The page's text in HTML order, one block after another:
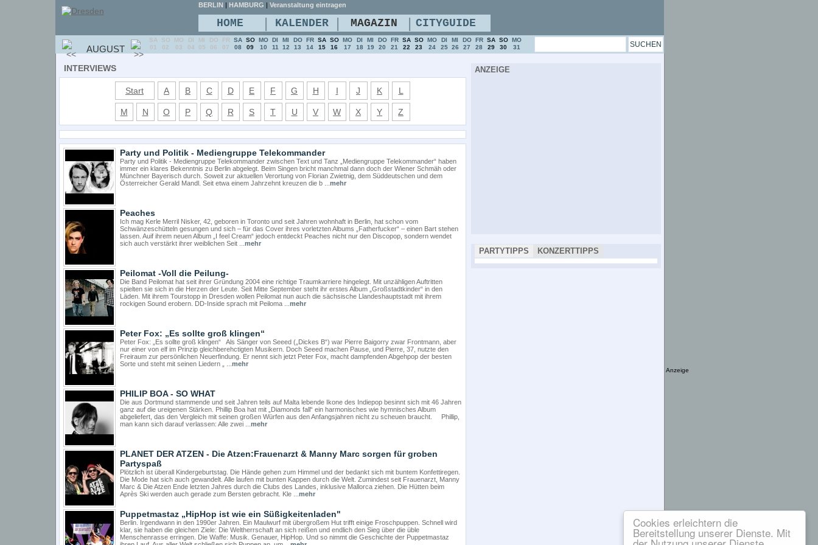
Cookies erleichtern die
Bereitstellung unserer Dienste. Mit
INTERVIEWS
Start A B C D E F G H I J K L
M N O P Q R S T U V W X Y Z
Party und Politik - Mediengruppe Telekommander
Party und Politik - Mediengruppe Telekommander zwischen Text und Tanz „Mediengruppe Telekommander“ haben
immer ein klares Bekenntnis zu Berlin abgelegt. Beim Singen bricht manchmal dann doch der Wiener Schmäh oder
Münchner Bayerisch durch. Soweit zur aktuellen Verortung von Florian Zwietnig, dem Süddeutschen und dem
Österreicher Gerald Mandl. Seit etwa einem Jahrzehnt kreuzen die b ... mehr
Peaches
Ich mag Kerle Merril Nisker, 42, geboren in Toronto und seit Jahren wohnhaft in Berlin, hat schon vom
Schwänzeschütteln gesungen und sich – für das Cover ihres vorletzten Albums „Fatherfucker“ – einen Bart stehen
lassen. Auif ihrem neuen Album „I feel Cream“ jedoch entdeckt Peaches nicht nur den Discopop, sondern wendet
sich auch verstärkt ihrer weiblichen Seit ... mehr
Peilomat -Voll die Peilung-
Die Band Peilomat hat seit ihrer Gründung 2004 eine richtige Traumkarriere hingelegt. Mit unzähligen Auftritten
spielten sie sich in die Herzen der Leute. Seit Mitte September steht ihr erstes Album „Großstadtkinder“ in den
Läden. Mit ihrem Tourstopp in Dresden wollen Peilomat nun auch die sächsische Llandeshauptstadt mit ihrem
rockigen Sound erobern. DD-Inside sprach mit Peiloma ... mehr
Peter Fox: „Es sollte groß klingen“
Peter Fox: „Es sollte groß klingen“ Als Sänger von Seeed („Dickes B“) war Pierre Baigorry zwar Frontmann, aber
nur einer von elf im Prinzip gleichberehctigten Musikern. Doch Seeed machen Pause, und Pierre, 37, nutzte den
Freiraum zur persönlichen Neuerfindung. Er nennt sich jetzt Peter Fox, macht dampfenden Abgehpop der besten
Sorte und steht mit seinen Liedern „ ... mehr
PHILIP BOA - SO WHAT
Die aus Dortmund stammende und seit Jahren teils auf Malta lebende Ikone des Indiepop besinnt sich mit 46 Jahren
ganz auf die ureigenen Stärken. Phillip Boa hat mit „Diamonds fall“ ein harmonisches wie hymnisches Album
abgeliefert, das den Vergleich mit seinen großen Würfen aus den Anfangsjahren nicht zu scheuen braucht. Phillip,
man kann sich darauf verlassen: Alle zwei ... mehr
PLANET DER ATZEN - Die Atzen:Frauenarzt & Manny Marc sorgen für groben
Partyspaß
Plötzlich ist überall Kindergeburtstag. Die Hände gehen zum Himmel und der bedankt sich mit buntem Konfettiregen.
Die Mode hat sich auch gewandelt. Alle laufen mit bunten Kappen durch die Welt. Zumindest seit Frauenarzt, Manny
Marc & Die Atzen Ende letzten Jahres durch die Clubs des Landes, inklusive Mallorca ziehen. Die Hütten beim
Après Ski werden auch gerade zum Bersten gebracht. Kle ... mehr
Puppetmastaz „HipHop ist wie ein Süßigkeitenladen"
Berlin. Irgendwann in den 1990er Jahren. Ein Maulwurf mit übergroßem Hut trifft einige Froschpuppen. Schnell wird
klar, sie haben die gleichen Ziele: Die Weltherrschaft an sich reißen und endlich den Sieg über die üble
Menschenrasse erringen. Die Waffe: Musik. Genauer, HipHop. Und so nimmt die Geschichte der Puppetmastaz
ANZEIGE
PARTYTIPPS KONZERTTIPPS
BERLIN | HAMBURG | Veranstaltung eintragen
HOME | KALENDER | MAGAZIN | CITYGUIDE
AUGUST
SA
01
SO
02
MO
03
DI
04
MI
05
DO
06
FR
07
SA
08
SO
09
MO
10
DI
11
MI
12
DO
13
FR
14
SA
15
SO
16
MO
17
DI
18
MI
19
DO
20
FR
21
SA
22
SO
23
MO
24
DI
25
MI
26
DO
27
FR
28
SA
29
SO
30
MO
31
Anzeige